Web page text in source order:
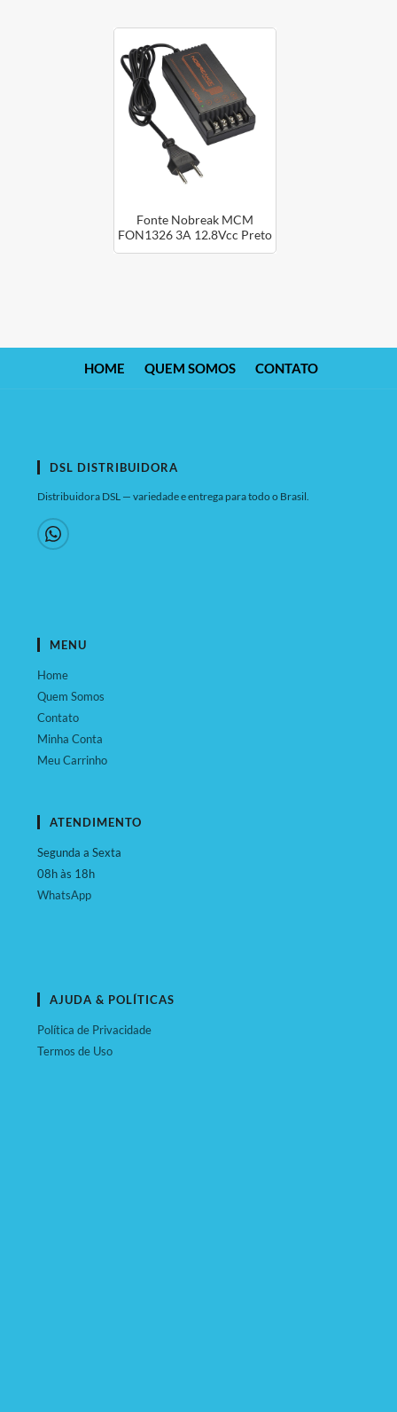
Fonte Nobreak MCM
FON1326 3A 12.8Vcc Preto
HOME QUEM SOMOS CONTATO
DSL DISTRIBUIDORA
Distribuidora DSL — variedade e entrega para todo o Brasil.
MENU
Home
Quem Somos
Contato
Minha Conta
Meu Carrinho
ATENDIMENTO
Segunda a Sexta
08h às 18h
WhatsApp
AJUDA & POLÍTICAS
Política de Privacidade
Termos de Uso